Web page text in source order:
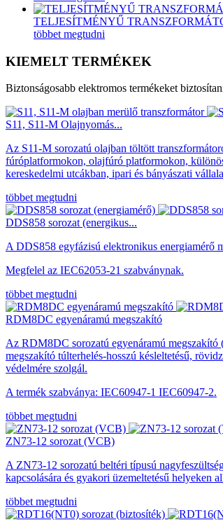
TELJESÍTMÉNYŰ
többet megtudni
KIEMELT TERMÉKEK
Biztonságosabb elektromos termékeket
S11, S11-M Olajnyomás...
Az S11-M sorozatú olajban töltött
fúróplatformokon, olajfúró platformokon,
kereskedelmi utcákban, ipari és bányászati
többet megtudni
DDS858 sorozat (energikus...
A DDS858 egyfázisú elektronikus energiamérő
Megfelel az IEC62053-21 szabványnak.
többet megtudni
RDM8DC ​​egyenáramú megszakító
Az RDM8DC ​​sorozatú egyenáramú megszakító
megszakító túlterhelés-hosszú késleltetésű,
védelmére szolgál.
A termék szabványa: IEC60947-1 IEC60947-2.
többet megtudni
ZN73-12 sorozat (VCB)
A ZN73-12 sorozatú beltéri típusú
kapcsolására és gyakori üzemeltetésű helyeken
többet megtudni